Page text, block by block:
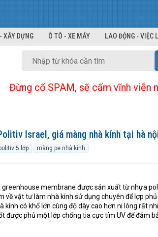
XÂY DỰNG Ô TÔ - XE MÁY LAO ĐỘNG - VIỆC
Đừng cố SPAM, sẽ cấm vĩnh viễn
Israel, giá màng nhà kính tại hà
5 lớp màng pe nhà kính
greenhouse membrane được sản xuất từ nhựa
về vật tư làm nhà kính sử dụng chuyên để lợp
kính có khổ lớn cùng độ dày cao hơn ni lông rất
được phủ một lớp chống tia cực tím UV để đảm